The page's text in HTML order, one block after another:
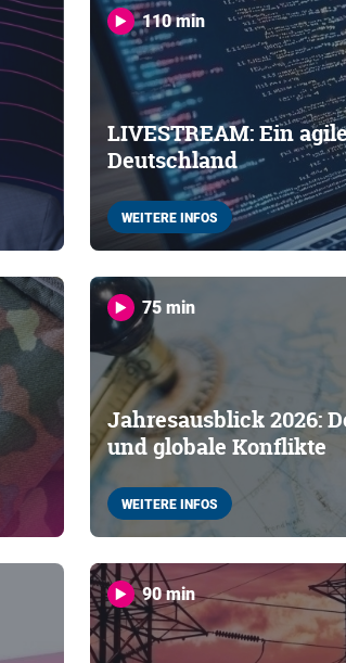
110 min
LIVESTREAM: Ein
Deutschland
WEITERE INFOS
75 min
Jahresausblick 2026:
und globale Konflikte
WEITERE INFOS
90 min